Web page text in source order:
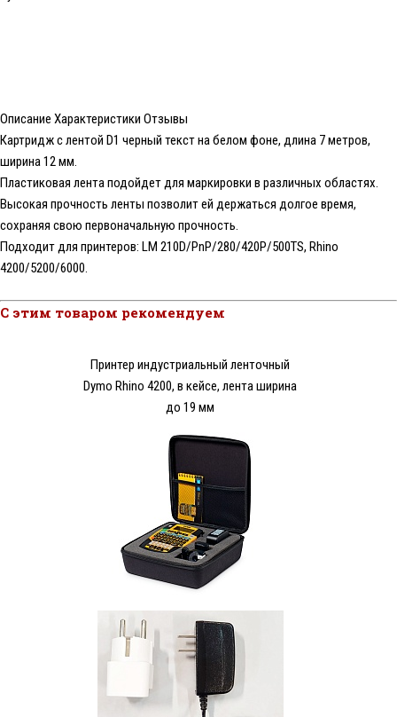
Описание Характеристики Отзывы
Картридж с лентой D1 черный текст на белом фоне, длина 7 метров,
ширина 12 мм.
Пластиковая лента подойдет для маркировки в различных областях.
Высокая прочность ленты позволит ей держаться долгое время,
сохраняя свою первоначальную прочность.
Подходит для принтеров: LM 210D/PnP/280/420P/500TS, Rhino
4200/5200/6000.
С этим товаром рекомендуем
Принтер индустриальный ленточный
Dymo Rhino 4200, в кейсе, лента ширина
до 19 мм